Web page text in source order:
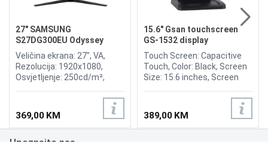
27" SAMSUNG
S27DG300EU Odyssey
Gaming G3 180Hz Display
Veličina ekrana: 27", VA,
Rezolucija: 1920x1080,
Osvjetljenje: 250cd/m²,
FreeSync, Kontrast: 3.000:1,
Priključci: HDMI 1.4,
DisplayPort 1.4
369,00 KM
15.6" Gsan touchscreen
GS-1532 display
Touch Screen: Capacitive
Touch, Color: Black, Screen
Size: 15.6 inches, Screen
H150°/V130°, Brightness:
Resolution): 1366*768, Input
Power: 12V, 3.0A, Input
389,00 KM
Upoznajte nas